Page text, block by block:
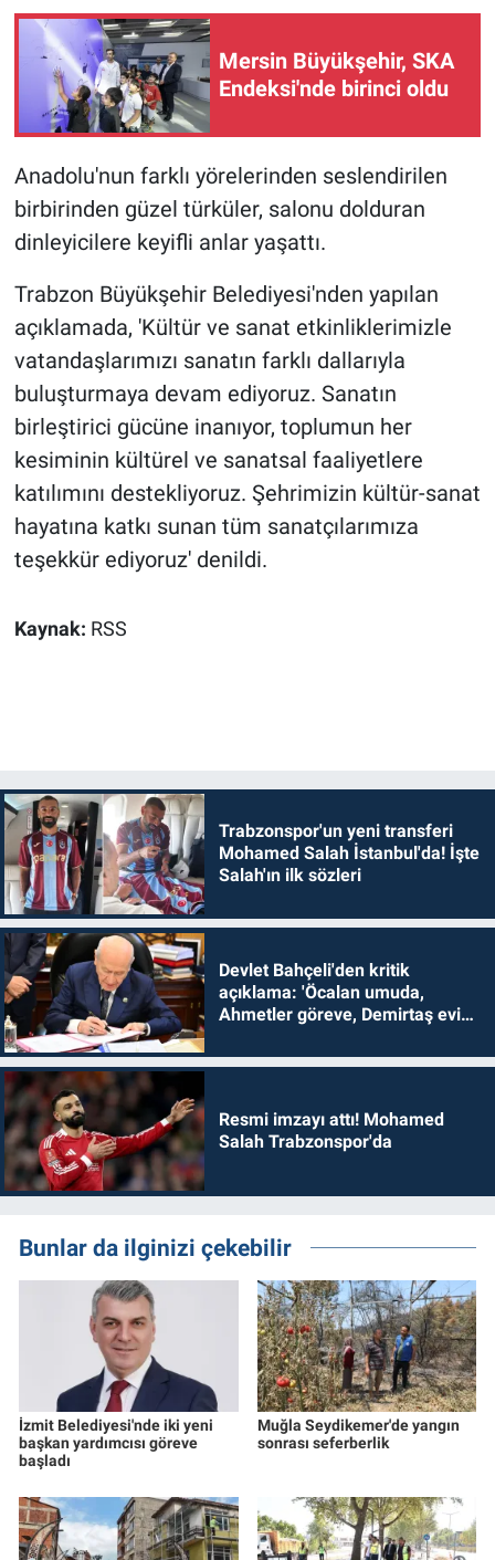
Mersin Büyükşehir, SKA
Endeksi'nde birinci oldu
Anadolu'nun farklı yörelerinden seslendirilen
birbirinden güzel türküler, salonu dolduran
dinleyicilere keyifli anlar yaşattı.
Trabzon Büyükşehir Belediyesi'nden yapılan
açıklamada, 'Kültür ve sanat etkinliklerimizle
vatandaşlarımızı sanatın farklı dallarıyla
buluşturmaya devam ediyoruz. Sanatın
birleştirici gücüne inanıyor, toplumun her
kesiminin kültürel ve sanatsal faaliyetlere
katılımını destekliyoruz. Şehrimizin kültür-sanat
hayatına katkı sunan tüm sanatçılarımıza
teşekkür ediyoruz' denildi.
Kaynak: RSS
Trabzonspor'un yeni transferi
Mohamed Salah İstanbul'da! İşte
Salah'ın ilk sözleri
Devlet Bahçeli'den kritik
açıklama: 'Öcalan umuda,
Ahmetler göreve, Demirtaş evine
Resmi imzayı attı! Mohamed
Salah Trabzonspor'da
Bunlar da ilginizi çekebilir
İzmit Belediyesi'nde iki yeni
başkan yardımcısı göreve
başladı
Muğla Seydikemer'de yangın
sonrası seferberlik